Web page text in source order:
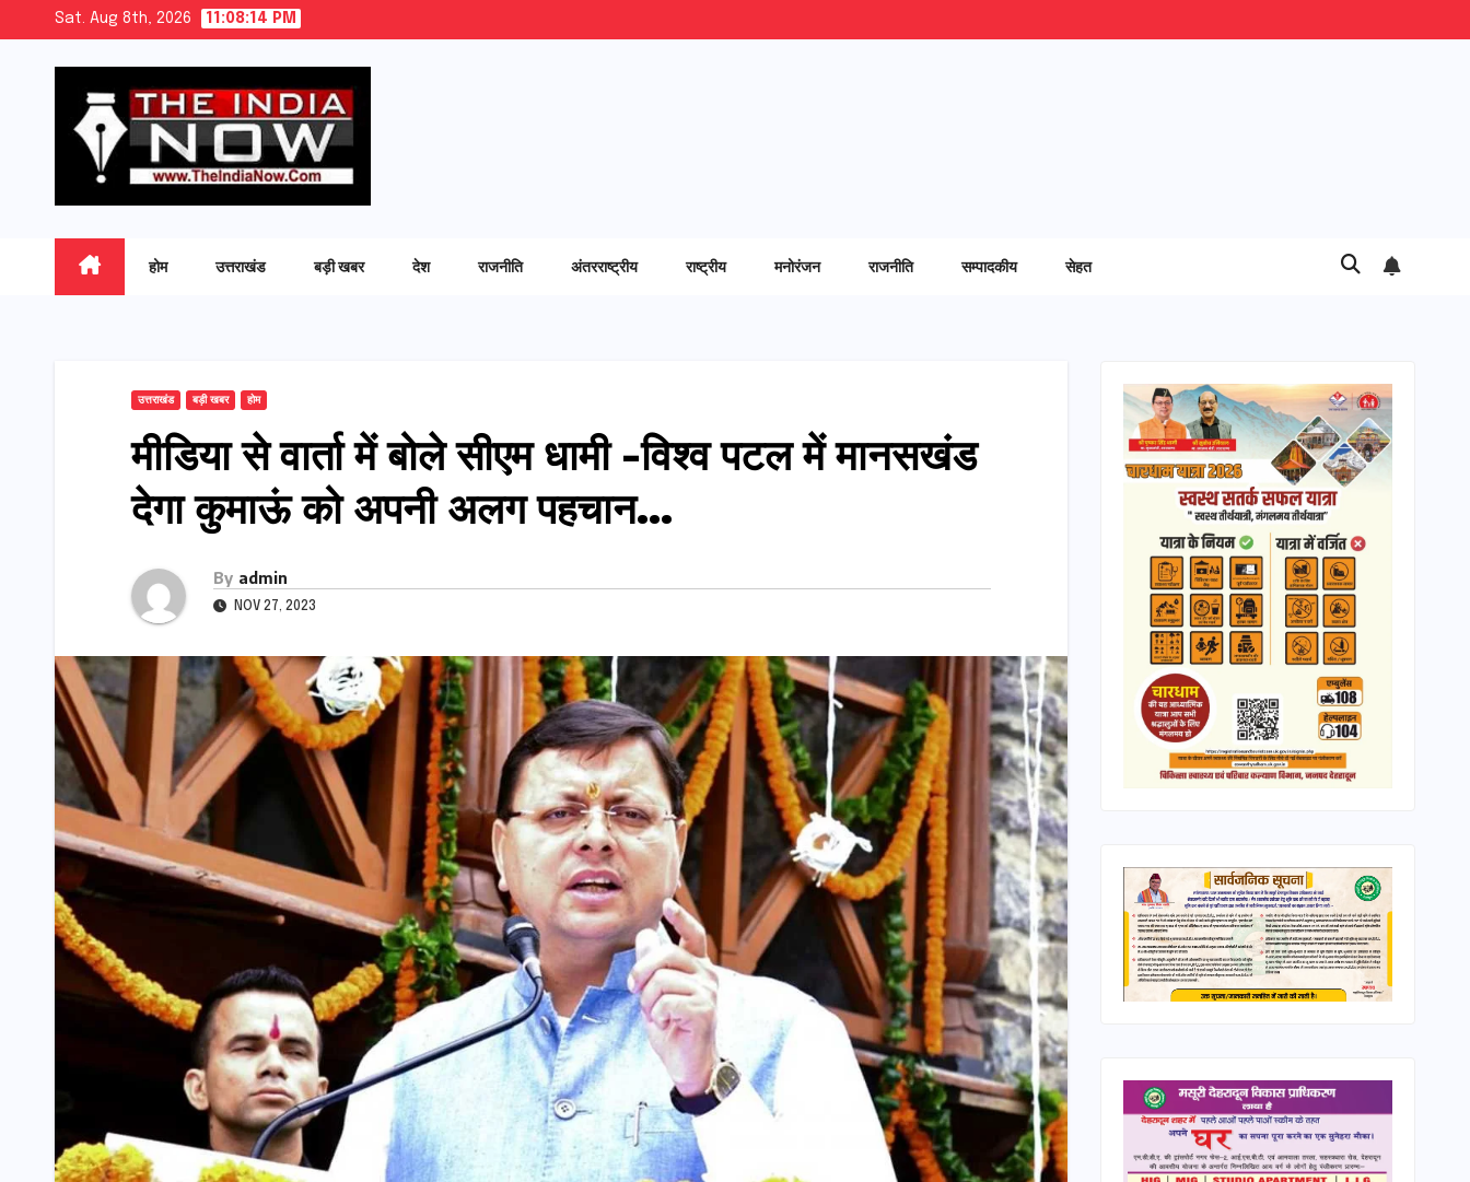
Sat. Aug 8th, 2026 11:08:15 PM
होम उत्तराखंड बड़ी खबर देश राजनीति अंतरराष्ट्रीय राष्ट्रीय मनोरंजन राजनीति सम्पादकीय सेहत
उत्तराखंड बड़ी खबर होम
मीडिया से वार्ता में बोले सीएम धामी -विश्व पटल में मानसखंड
देगा कुमाऊं को अपनी अलग पहचान…
By admin
NOV 27, 2023